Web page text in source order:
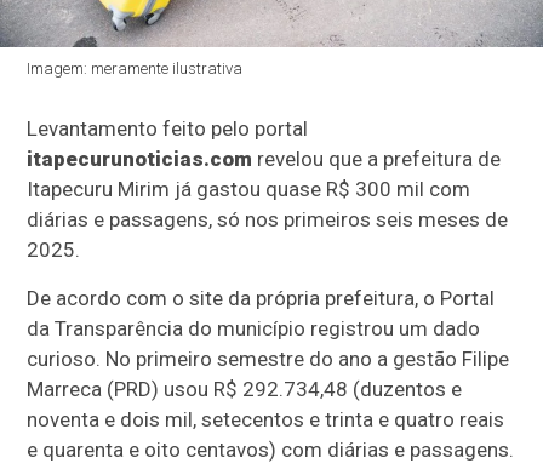
Imagem: meramente ilustrativa
Levantamento feito pelo portal
itapecurunoticias.com revelou que a prefeitura de
Itapecuru Mirim já gastou quase R$ 300 mil com
diárias e passagens, só nos primeiros seis meses de
2025.
De acordo com o site da própria prefeitura, o Portal
da Transparência do município registrou um dado
curioso. No primeiro semestre do ano a gestão Filipe
Marreca (PRD) usou R$ 292.734,48 (duzentos e
noventa e dois mil, setecentos e trinta e quatro reais
e quarenta e oito centavos) com diárias e passagens.